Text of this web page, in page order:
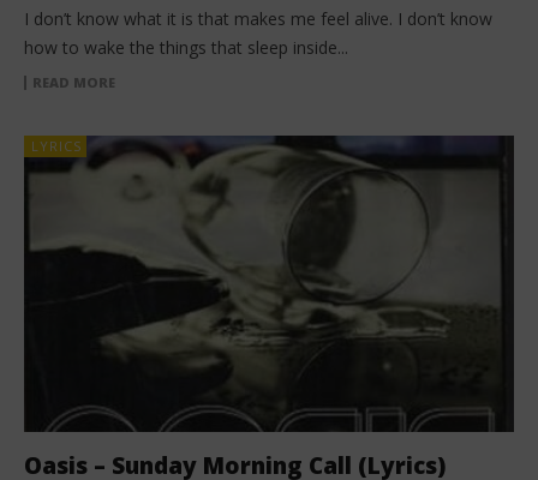
I don’t know what it is that makes me feel alive. I don’t know
how to wake the things that sleep inside...
READ MORE
LYRICS
Oasis – Sunday Morning Call (Lyrics)